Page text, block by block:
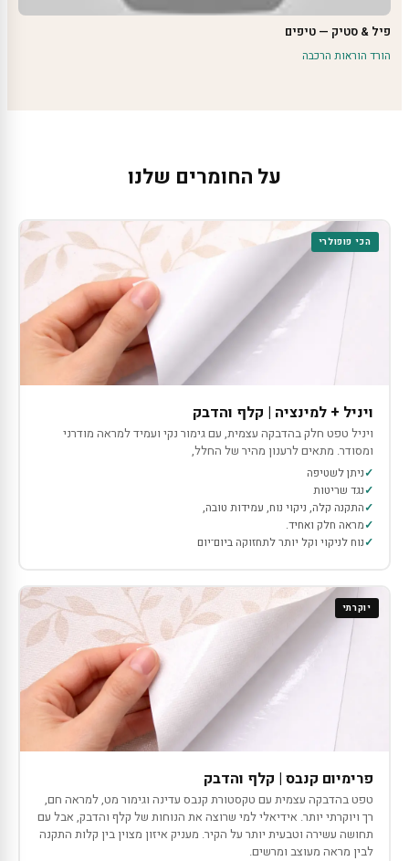
פיל & סטיק — טיפים
הורד הוראות הרכבה
על החומרים שלנו
הכי פופולרי
ויניל + למינציה | קלף והדבק
ויניל טפט חלק בהדבקה עצמית, עם גימור נקי ועמיד למראה מודרני
ומסודר. מתאים לרענון מהיר של החלל,
ניתן לשטיפה
נגד שריטות
התקנה קלה, ניקוי נוח, עמידות טובה,
מראה חלק ואחיד.
נוח לניקוי וקל יותר לתחזוקה ביום־יום
יוקרתי
פרימיום קנבס | קלף והדבק
טפט בהדבקה עצמית עם טקסטורת קנבס עדינה וגימור מט, למראה חם,
רך ויוקרתי יותר. אידיאלי למי שרוצה את הנוחות של קלף והדבק, אבל עם
תחושה עשירה וטבעית יותר על הקיר. מעניק איזון מצוין בין קלות התקנה
לבין מראה מעוצב ומרשים.